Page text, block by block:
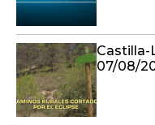
Castilla-
07/08/